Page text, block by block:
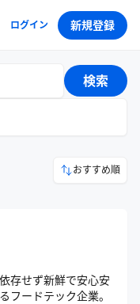
ログイン 新規登録
検索
おすすめ順
存せず新鮮で安心安
フードテック企業。